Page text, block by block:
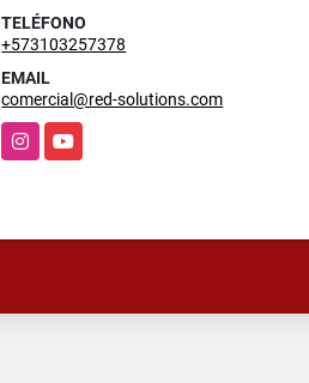
TELÉFONO
+573103257378
EMAIL
comercial@red-solutions.com
InstagramYouTube